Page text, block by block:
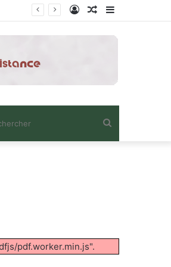
Sidebar
Article
Connexion
pdf.worker.min.js".